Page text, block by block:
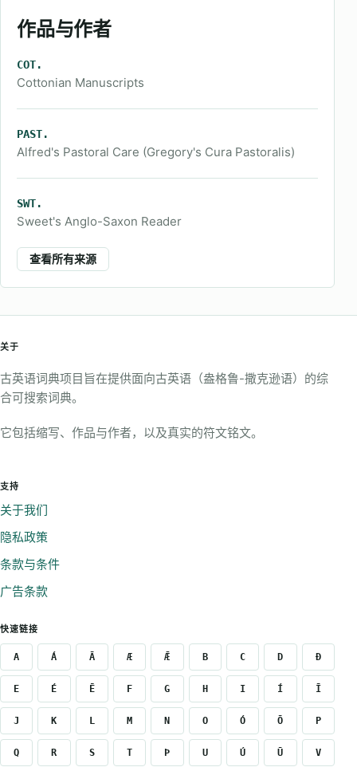
作品与作者
COT.
Cottonian Manuscripts
PAST.
Alfred's Pastoral Care (Gregory's Cura Pastoralis)
SWT.
Sweet's Anglo-Saxon Reader
查看所有来源
关于
古英语词典项目旨在提供面向古英语（盎格鲁-撒克逊语）的综
合可搜索词典。
它包括缩写、作品与作者，以及真实的符文铭文。
支持
关于我们
隐私政策
条款与条件
广告条款
快速链接
A Á Ā Æ Ǣ B C D Ð
E É Ē F G H I Í Ī
J K L M N O Ó Ō P
Q R S T Þ U Ú Ū V